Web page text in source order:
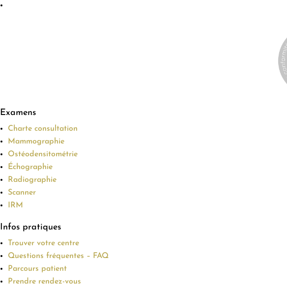
Examens
Charte consultation
Mammographie
Ostéodensitométrie
Échographie
Radiographie
Scanner
IRM
Infos pratiques
Trouver votre centre
Questions fréquentes – FAQ
Parcours patient
Prendre rendez-vous